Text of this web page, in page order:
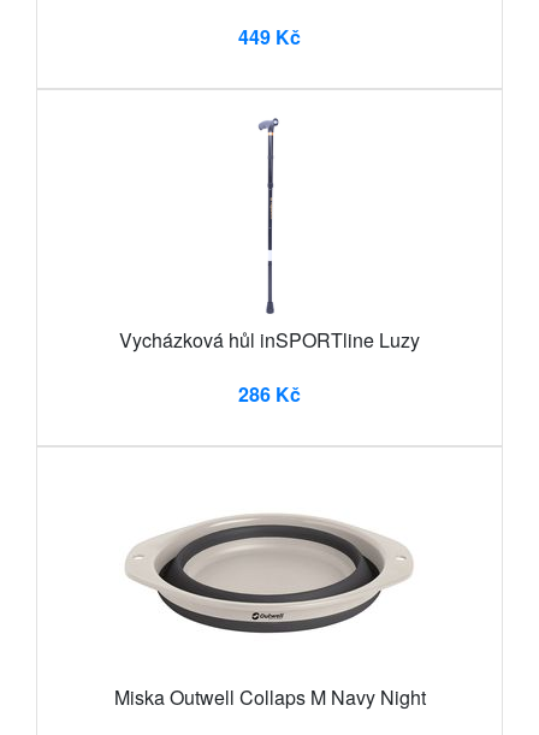
449 Kč
Vycházková hůl inSPORTline Luzy
286 Kč
Miska Outwell Collaps M Navy Night